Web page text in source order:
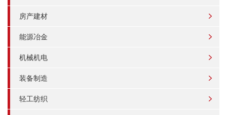
房产建材
能源冶金
机械机电
装备制造
轻工纺织